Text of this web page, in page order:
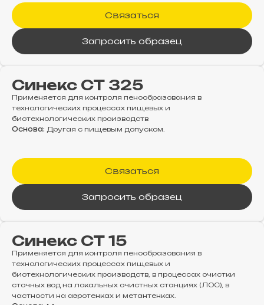
Запросить образец
Связаться
Синекс СТ 325
Применяется для контроля пенообразования в
технологических процессах пищевых и
биотехнологических производств
Основа: Другая с пищевым допуском.
Запросить образец
Связаться
Синекс СТ 15
Применяется для контроля пенообразования в
технологических процессах пищевых и
биотехнологических производств, в процессах очистки
сточных вод на локальных очистных станциях (ЛОС), в
частности на аэротенках и метантенках.